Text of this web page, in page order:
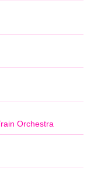
Orchestra